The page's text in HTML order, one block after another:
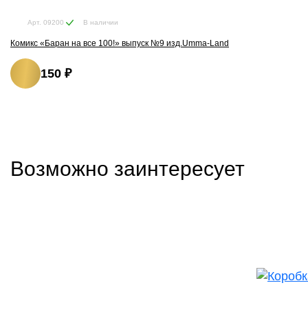
Арт. 09200 В наличии
Комикс «Баран на все 100!» выпуск №9 изд.Umma-Land
150 ₽
Возможно заинтересует